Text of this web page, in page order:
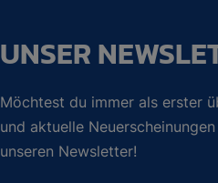
UNSER
Möchtest du immer als erster
und aktuelle
unseren Newsletter!